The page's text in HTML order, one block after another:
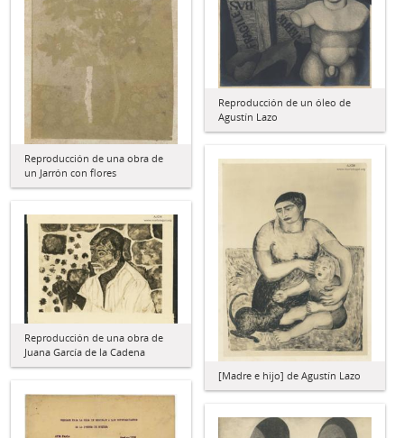
Reproducción de una obra de
un Jarrón con flores
Reproducción de un óleo de
Agustín Lazo
[Madre e hijo] de Agustín Lazo
Reproducción de una obra de
Juana García de la Cadena